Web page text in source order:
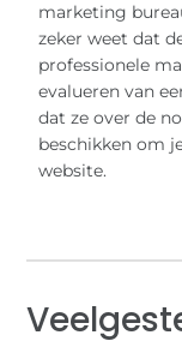
marketing
zeker weet dat
professionele
evalueren van
dat ze over de
beschikken om
website.